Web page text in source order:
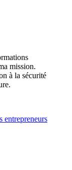
mission.
à la sécurité
entrepreneurs